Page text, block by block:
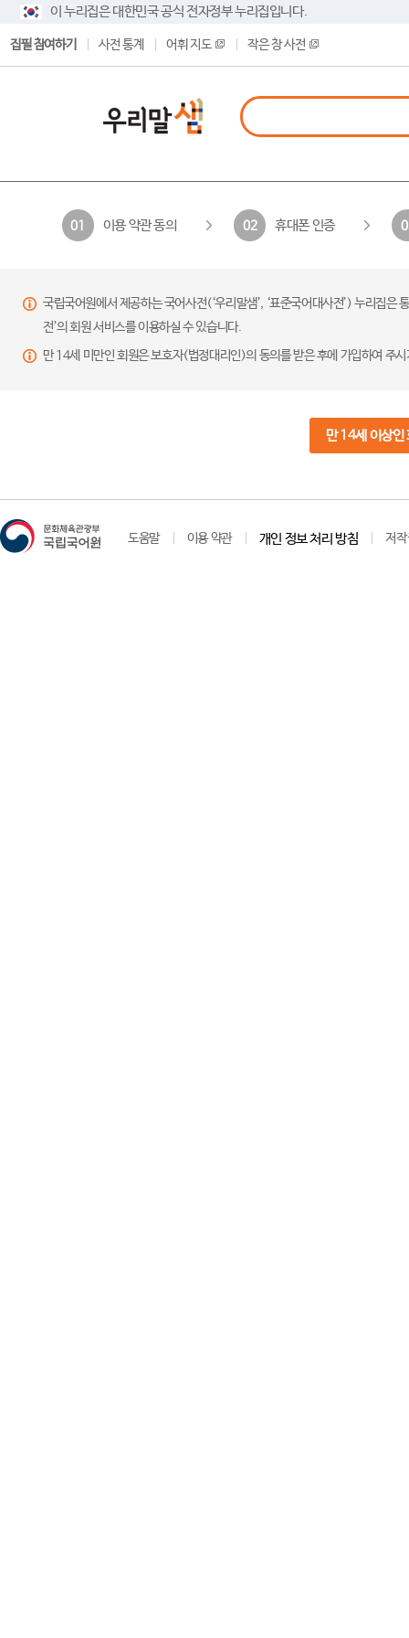
이 누리집은 대한민국 공식 전자정부 누리집입니다.
집필 참여하기 사전 통계 어휘 지도 작은 창 사전
01 이용 약관 동의 02 휴대폰 인증
국립국어원에서 제공하는 국어사전(‘우리말샘’, ‘표준국어대사전’) 누리집
전’의 회원 서비스를 이용하실 수 있습니다.
만 14세 미만인 회원은 보호자(법정대리인)의 동의를 받은 후에 가입하여 주
만 14세 이상인
도움말 이용 약관 개인 정보 처리 방침 저